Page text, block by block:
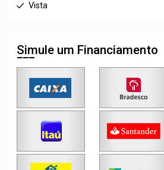
Vista
Simule um Financiamento